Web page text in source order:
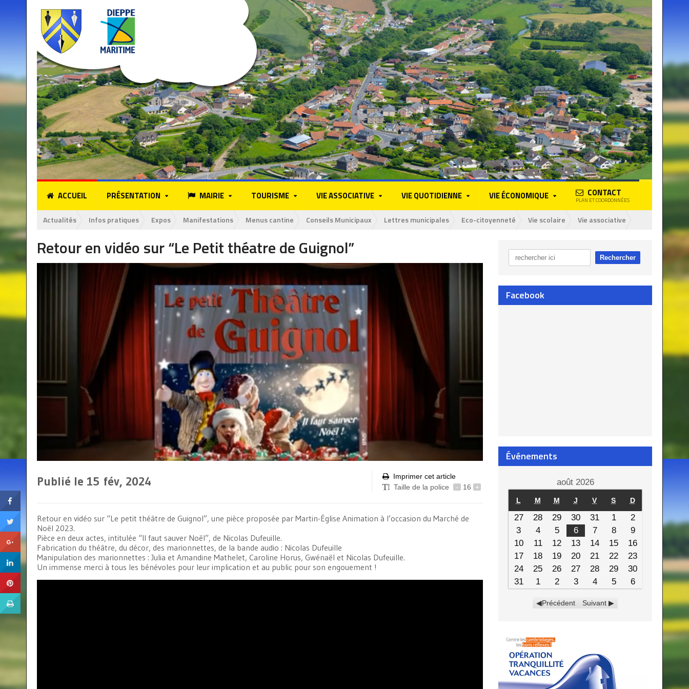
ACCUEIL PRÉSENTATION MAIRIE TOURISME VIE ASSOCIATIVE VIE QUOTIDIENNE VIE ÉCONOMIQUE CONTACT
PLAN ET COORDONNÉES
Actualités Infos pratiques Expos Manifestations Menus cantine Conseils Municipaux Lettres municipales Eco-citoyenneté Vie scolaire Vie associative
Retour en vidéo sur “Le Petit théatre de Guignol”
Publié le 15 fév, 2024
Imprimer cet article
Taille de la police
- 16 +
Retour en vidéo sur “Le petit théâtre de Guignol”, une pièce proposée par Martin-Église Animation à l’occasion du Marché de
Noël 2023.
Pièce en deux actes, intitulée “Il faut sauver Noël”, de Nicolas Dufeuille.
Fabrication du théâtre, du décor, des marionnettes, de la bande audio : Nicolas Dufeuille
Manipulation des marionnettes : Julia et Amandine Mathelet, Caroline Horus, Gwénaël et Nicolas Dufeuille.
Un immense merci à tous les bénévoles pour leur implication et au public pour son engouement !
Facebook
Événements
août 2026
L M M J V S D
27 28 29 30 31 1
2
3
4 5 6 7 8
9
10
11 12 13 14 15
16
17
18 19 20 21 22
23
24
25 26 27 28 29
30
31
1 2 3 4 5 6
Précédent Suivant